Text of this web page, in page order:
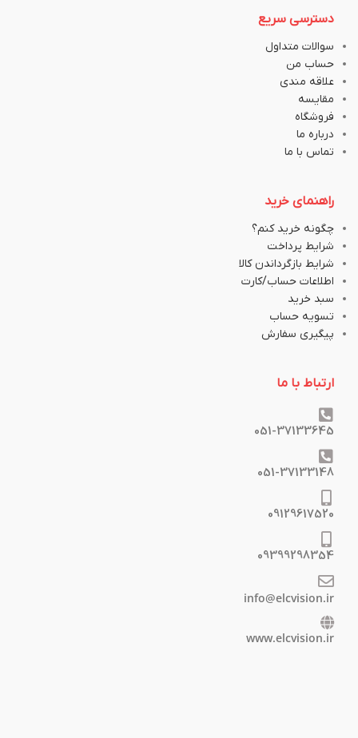
دسترسی سریع
سوالات متداول
حساب من
علاقه مندی
مقایسه
فروشگاه
درباره ما
تماس با ما
راهنمای خرید
چگونه خرید کنم؟
شرایط پرداخت
شرایط بازگرداندن کالا
اطلاعات حساب/کارت
سبد خرید
تسویه حساب
پیگیری سفارش
ارتباط با ما
051-37133645
051-37133148
09129617520
09399298354
info@elcvision.ir
www.elcvision.ir